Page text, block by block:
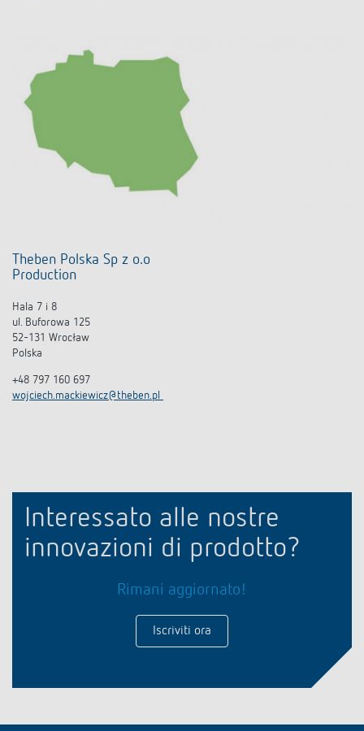
Theben Polska Sp z o.o
Production
Hala 7 i 8
ul. Buforowa 125
52-131 Wrocław
Polska
+48 797 160 697
wojciech.mackiewicz@theben.pl
Interessato alle nostre
innovazioni di prodotto?
Rimani aggiornato!
Iscriviti ora